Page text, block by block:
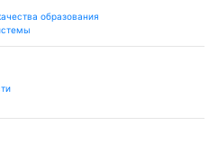
образования